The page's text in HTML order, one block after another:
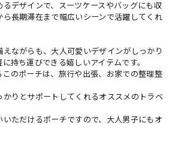
るデザインで、スーツケースやバッグにも収
ら長期滞在まで幅広いシーンで活躍してくれ
ながらも、大人可愛いデザインがしっかり
持ち運びできる嬉しいアイテムです。
このポーチは、旅行や出張、お家での整理整
かりとサポートしてくれるオススメのトラベ
ただけるポーチですので、大人男子にもオ